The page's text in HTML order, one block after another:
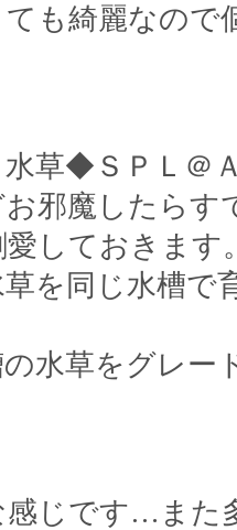
も綺麗なので
草◆ＳＰＬ＠
邪魔したらす
しておきます
を同じ水槽で
水草をグレー
感じです…ま